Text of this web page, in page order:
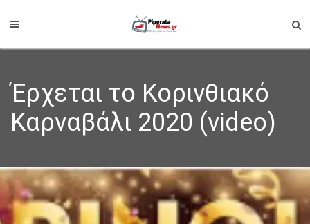
Έρχεται το Κορινθιακό
Καρναβάλι 2020 (video)